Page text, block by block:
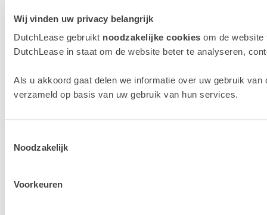
Wij vinden uw privacy belangrijk
DutchLease gebruikt noodzakelijke cookies om de
DutchLease in staat om de website beter te analyseren,
Als u akkoord gaat delen we informatie over uw gebruik
verzameld op basis van uw gebruik van hun services.
Noodzakelijk
Voorkeuren